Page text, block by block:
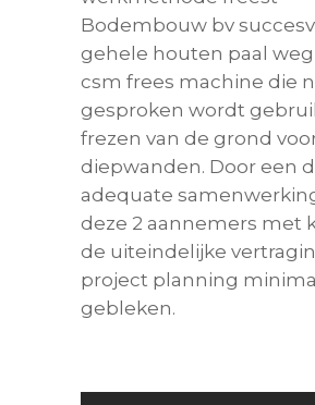
Bodembouw bv
gehele houten paal
csm frees machine die
gesproken wordt
frezen van de grond
diepwanden. Door een
adequate
deze 2 aannemers met
de uiteindelijke
project planning
gebleken.